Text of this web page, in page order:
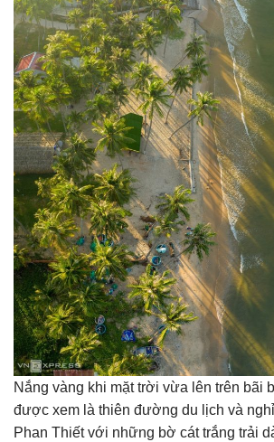
Nắng vàng khi mặt trời vừa lên trên bãi
được xem là thiên đường du lịch và
Phan Thiết với những bờ cát trắng trải